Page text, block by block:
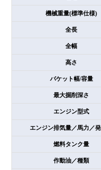
機械重量(標準仕様)
全長
全幅
高さ
バケット幅/容量
最大掘削深さ
エンジン型式
エンジン排気量／馬力／
燃料タンク量
作動油／種類